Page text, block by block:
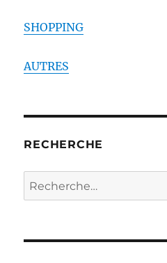
SHOPPING
AUTRES
RECHERCHE
Recherche
pour :